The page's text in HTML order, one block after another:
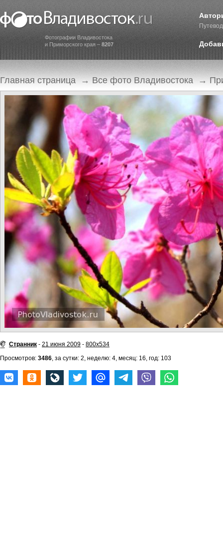
Фотографии Владивостока
и Приморского края – 8207
Главная страница → Все фото Владивостока →
Странник - 21 июня 2009 - 800x534
Просмотров: 3486, за сутки: 2, неделю: 4, месяц: 16, год: 103